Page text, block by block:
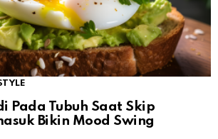
Pada Tubuh Saat Skip
Bikin Mood Swing